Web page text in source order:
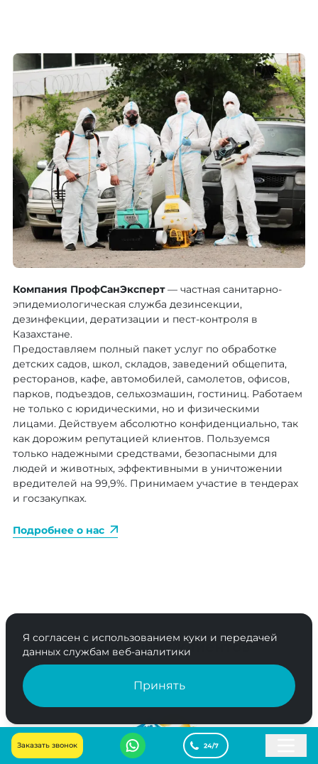
Заказать звонок
Компания ПрофСанЭксперт— частная санитарно-
эпидемиологическая служба дезинсекции,
дезинфекции, дератизации и пест-контроля в
Казахстане.
Предоставляем полный пакет услуг по обработке
детских садов, школ, складов, заведений общепита,
ресторанов, кафе, автомобилей, самолетов, офисов,
парков, подъездов, сельхозмашин, гостиниц. Работаем
не только с юридическими, но и физическими
лицами. Действуем абсолютно конфиденциально, так
как дорожим репутацией клиентов. Пользуемся
только надежными средствами, безопасными для
людей и животных, эффективными в уничтожении
вредителей на 99,9%. Принимаем участие в тендерах
и госзакупках.
Подробнее о нас
Среди наших клиентов
Я согласен с использованием куки и передачей
данных службам веб-аналитики
Принять